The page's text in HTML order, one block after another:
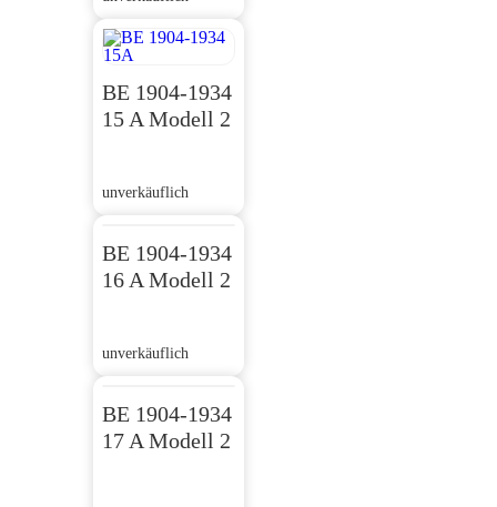
BE 1904-1934
15 A Modell 2
unverkäuflich
BE 1904-1934
16 A Modell 2
unverkäuflich
BE 1904-1934
17 A Modell 2